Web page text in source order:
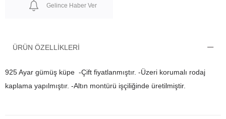
Gelince Haber Ver
ÜRÜN ÖZELLIKLERI
925 Ayar gümüş küpe -Çift fiyatlanmıştır. -Üzeri korumalı rodaj
kaplama yapılmıştır. -Altın montürü işçiliğinde üretilmiştir.